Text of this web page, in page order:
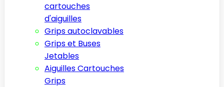
cartouches
d'aiguilles
Grips autoclavables
Grips et Buses
Jetables
Aiguilles Cartouches
Grips